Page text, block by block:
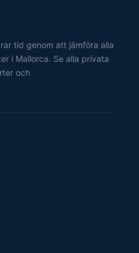
tid genom att jämföra alla
i Mallorca. Se alla privata
och